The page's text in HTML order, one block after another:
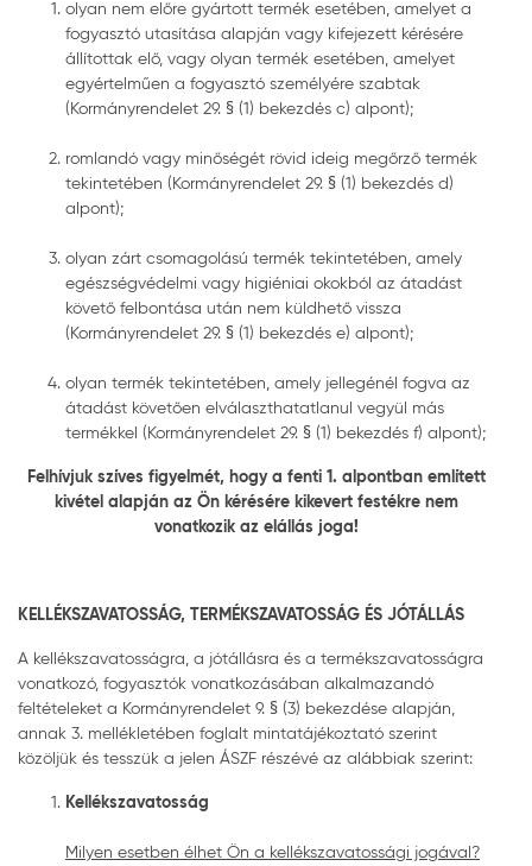
olyan nem előre gyártott termék esetében, amelyet a
fogyasztó utasítása alapján vagy kifejezett kérésére
állítottak elő, vagy olyan termék esetében, amelyet
egyértelműen a fogyasztó személyére szabtak
(Kormányrendelet 29. § (1) bekezdés c) alpont);
romlandó vagy minőségét rövid ideig megőrző termék
tekintetében (Kormányrendelet 29. § (1) bekezdés d)
alpont);
olyan zárt csomagolású termék tekintetében, amely
egészségvédelmi vagy higiéniai okokból az átadást
követő felbontása után nem küldhető vissza
(Kormányrendelet 29. § (1) bekezdés e) alpont);
olyan termék tekintetében, amely jellegénél fogva az
átadást követően elválaszthatatlanul vegyül más
termékkel (Kormányrendelet 29. § (1) bekezdés f) alpont);
Felhívjuk szíves figyelmét, hogy a fenti 1. alpontban említett
kivétel alapján az Ön kérésére kikevert festékre nem
vonatkozik az elállás joga!
KELLÉKSZAVATOSSÁG, TERMÉKSZAVATOSSÁG ÉS JÓTÁLLÁS
A kellékszavatosságra, a jótállásra és a termékszavatosságra
vonatkozó, fogyasztók vonatkozásában alkalmazandó
feltételeket a Kormányrendelet 9. § (3) bekezdése alapján,
annak 3. mellékletében foglalt mintatájékoztató szerint
közöljük és tesszük a jelen ÁSZF részévé az alábbiak szerint:
Kellékszavatosság
Milyen esetben élhet Ön a kellékszavatossági jogával?